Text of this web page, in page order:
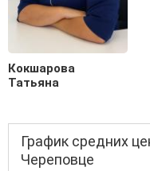
Кокшарова
Татьяна
График средних
Череповце